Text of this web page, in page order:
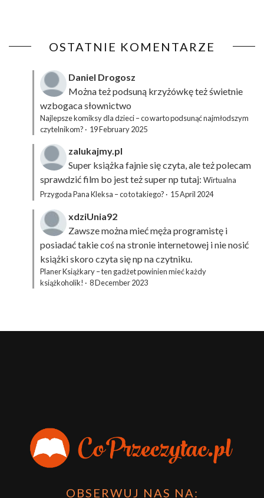
OSTATNIE KOMENTARZE
Daniel Drogosz
Można też podsuną krzyżówkęteż świetnie
wzbogaca słownictwo
Najlepsze komiksy dla dzieci – co warto podsunąć najmłodszym
czytelnikom? · 19 February 2025
zalukajmy.pl
Super książka fajnie się czyta, ale też polecam
sprawdzić film bo jest też super np tutaj: Wirtualna
Przygoda Pana Kleksa – co to takiego? · 15 April 2024
xdziUnia92
Zawsze można mieć męża programistę i
posiadać takie coś na stronie internetowej i nie nosić
książki skoro czyta się np na czytniku.
Planer Książkary – ten gadżet powinien mieć każdy
książkoholik! · 8 December 2023
OBSERWUJ NAS NA: